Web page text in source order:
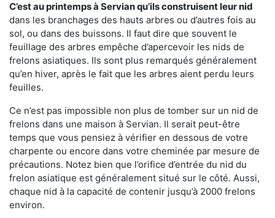
C’est au printemps à Servian qu’ils construisent leur nid
dans les branchages des hauts arbres ou d’autres fois au
sol, ou dans des buissons. Il faut dire que souvent le
feuillage des arbres empêche d’apercevoir les nids de
frelons asiatiques. Ils sont plus remarqués généralement
qu’en hiver, après le fait que les arbres aient perdu leurs
feuilles.
Ce n’est pas impossible non plus de tomber sur un nid de
frelons dans une maison à Servian. Il serait peut-être
temps que vous pensiez à vérifier en dessous de votre
charpente ou encore dans votre cheminée par mesure de
précautions. Notez bien que l’orifice d’entrée du nid du
frelon asiatique est généralement situé sur le côté. Aussi,
chaque nid à la capacité de contenir jusqu’à 2000 frelons
environ.